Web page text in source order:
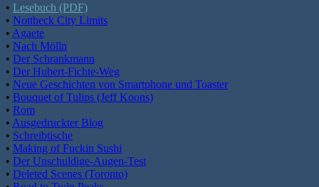
• Lesebuch (PDF)
• Nottbeck City Limits
• Agaete
• Nach Mölln
• Der Schrankmann
• Der Hubert-Fichte-Weg
• Neue Geschichten von Smartphone und Toaster
• Bouquet of Tulips (Jeff Koons)
• Rom
• Ausgedruckter Blog
• Schreibtische
• Making of Fuckin Sushi
• Der Unschuldige-Augen-Test
• Deleted Scenes (Toronto)